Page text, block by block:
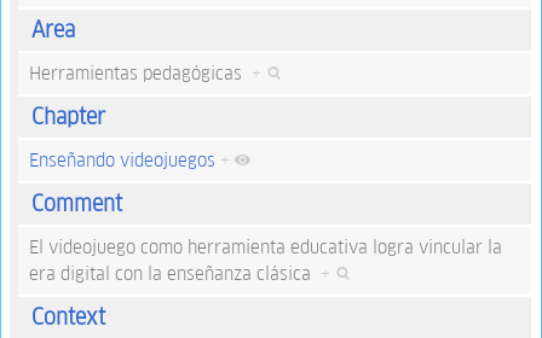
Area
Herramientas pedagógicas +
Chapter
Enseñando videojuegos +
Comment
El videojuego como herramienta educativa logra vincular la
era digital con la enseñanza clásica +
Context